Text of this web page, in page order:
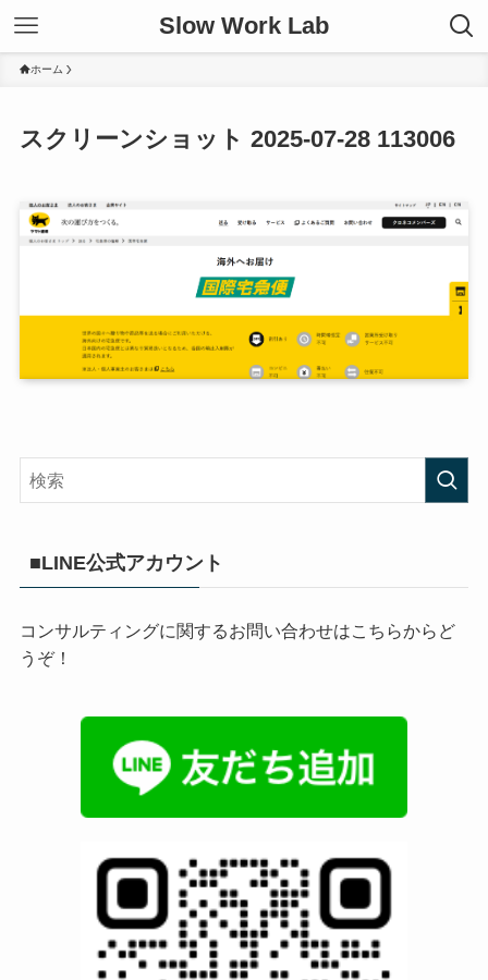
Slow Work Lab
ホーム
スクリーンショット 2025-07-28 113006
■LINE公式アカウント
コンサルティングに関するお問い合わせはこちらからど
うぞ！